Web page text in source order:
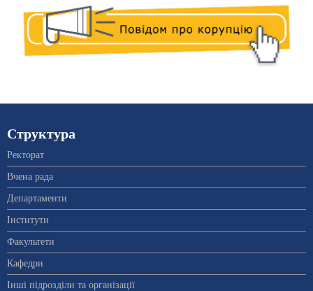
Структура
Ректорат
Вчена рада
Департаменти
Інститути
Факультети
Кафедри
Інші підрозділи та організації